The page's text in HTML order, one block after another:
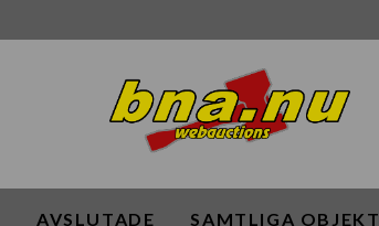
AVSLUTADE SAMTLIGA OBJEKT